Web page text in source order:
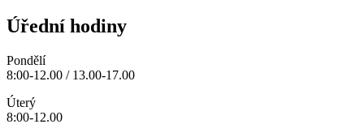
Úřední hodiny
Pondělí
8:00-12.00 / 13.00-17.00
Úterý
8:00-12.00